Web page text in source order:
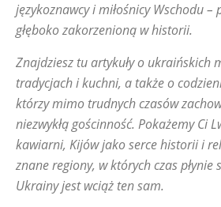
Saratów
Strefa Czytelników Tadżykistan
Tomsk
Turkmenistan Ufa Ukraina
językoznawcy i miłośnicy Wschodu
głęboko zakorzenioną w historii.
Znajdziesz tu artykuły o ukraińskich
tradycjach i kuchni, a także o
którzy mimo trudnych czasów
niezwykłą gościnność. Pokażemy Ci
kawiarni, Kijów jako serce historii i
znane regiony, w których czas
Ukrainy jest wciąż ten sam.